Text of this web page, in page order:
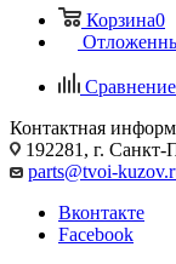
Корзина0
Контактная
192281, г.
parts@tvoi-
Вконтакте
Facebook